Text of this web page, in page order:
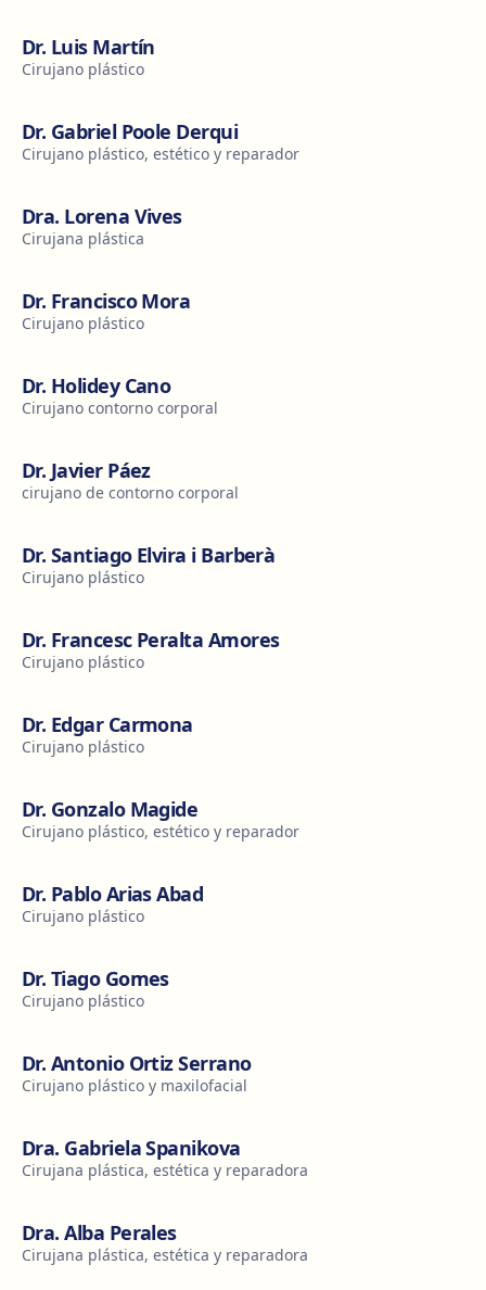
Dr. Luis Martín
Cirujano plástico
Dr. Gabriel Poole Derqui
Cirujano plástico, estético y reparador
Dra. Lorena Vives
Cirujana plástica
Dr. Francisco Mora
Cirujano plástico
Dr. Holidey Cano
Cirujano contorno corporal
Dr. Javier Páez
cirujano de contorno corporal
Dr. Santiago Elvira i Barberà
Cirujano plástico
Dr. Francesc Peralta Amores
Cirujano plástico
Dr. Edgar Carmona
Cirujano plástico
Dr. Gonzalo Magide
Cirujano plástico, estético y reparador
Dr. Pablo Arias Abad
Cirujano plástico
Dr. Tiago Gomes
Cirujano plástico
Dr. Antonio Ortiz Serrano
Cirujano plástico y maxilofacial
Dra. Gabriela Spanikova
Cirujana plástica, estética y reparadora
Dra. Alba Perales
Cirujana plástica, estética y reparadora